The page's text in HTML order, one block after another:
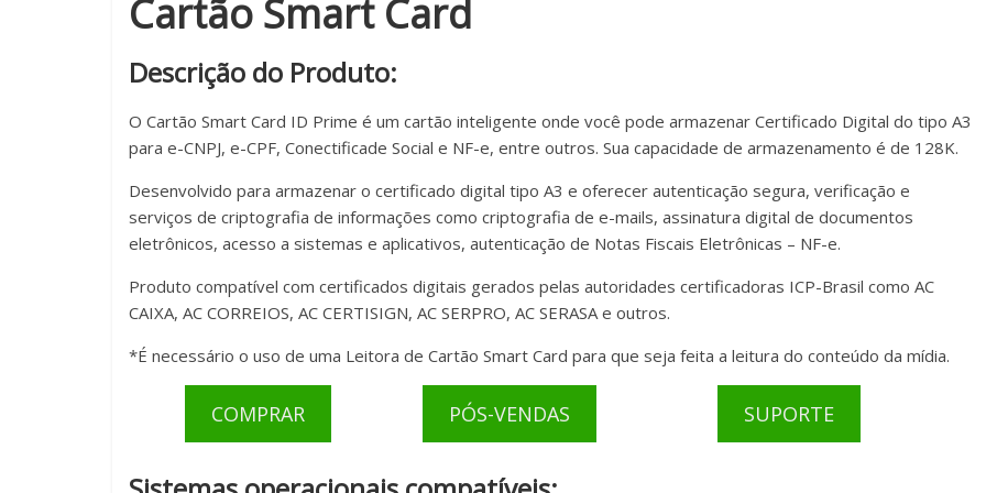
tokens
cartões
cards
para
uso
do
Certificado
Cartão Smart Card
Descrição do Produto:
O Cartão Smart Card ID Prime é um cartão inteligente onde você pode armazenar Certificado Digital do tipo A3
para e-CNPJ, e-CPF, Conectificade Social e NF-e, entre outros. Sua capacidade de armazenamento é de 128K.
Desenvolvido para armazenar o certificado digital tipo A3 e oferecer autenticação segura, verificação e
serviços de criptografia de informações como criptografia de e-mails, assinatura digital de documentos
eletrônicos, acesso a sistemas e aplicativos, autenticação de Notas Fiscais Eletrônicas – NF-e.
Produto compatível com certificados digitais gerados pelas autoridades certificadoras ICP-Brasil como AC
CAIXA, AC CORREIOS, AC CERTISIGN, AC SERPRO, AC SERASA e outros.
*É necessário o uso de uma Leitora de Cartão Smart Card para que seja feita a leitura do conteúdo da mídia.
COMPRAR PÓS-VENDAS SUPORTE